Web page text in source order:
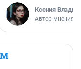
Ксения
Автор мнения